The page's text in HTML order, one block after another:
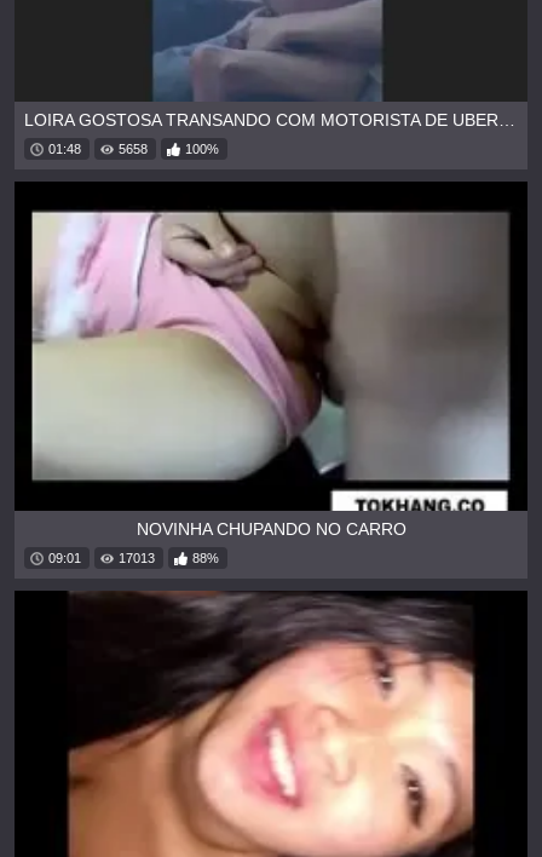
LOIRA GOSTOSA TRANSANDO COM MOTORISTA DE UBER NO CARRO
01:48 5658 100%
NOVINHA CHUPANDO NO CARRO
09:01 17013 88%